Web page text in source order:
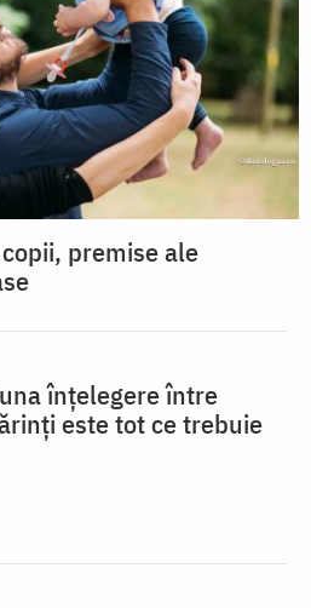
premise ale
înțelegere între
este tot ce trebuie